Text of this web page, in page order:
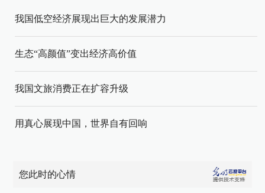
我国低空经济展现出巨大的发展潜力
生态“高颜值”变出经济高价值
我国文旅消费正在扩容升级
用真心展现中国，世界自有回响
您此时的心情